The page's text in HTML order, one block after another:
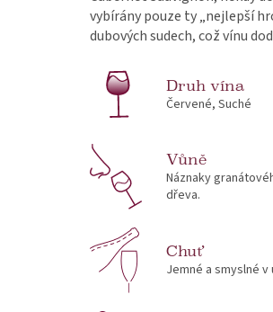
vybírány pouze ty „nejlepší
dubových sudech, což vínu
Druh vína
Červené, Suché
Vůně
Náznaky
dřeva.
Chuť
Jemné a smyslné v